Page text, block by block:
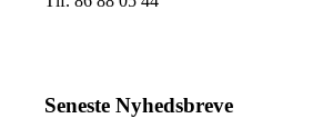
Seneste Nyhedsbreve